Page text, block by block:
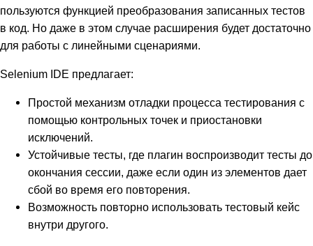
пользуются функцией преобразования записанных тестов
в код. Но даже в этом случае расширения будет достаточно
для работы с линейными сценариями.
Selenium IDE предлагает:
Простой механизм отладки процесса тестирования с
помощью контрольных точек и приостановки
исключений.
Устойчивые тесты, где плагин воспроизводит тесты до
окончания сессии, даже если один из элементов дает
сбой во время его повторения.
Возможность повторно использовать тестовый кейс
внутри другого.